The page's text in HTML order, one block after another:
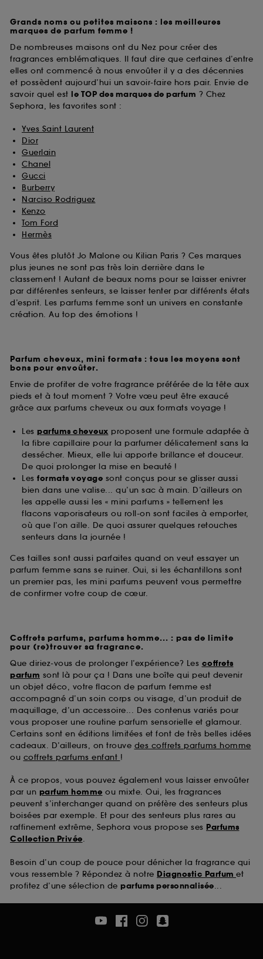
Grands noms ou petites maisons : les meilleures
marques de parfum femme !
De nombreuses maisons ont du Nez pour créer des
fragrances emblématiques. Il faut dire que certaines d’entre
elles ont commencé à nous envoûter il y a des décennies
et possèdent aujourd’hui un savoir-faire hors pair. Envie de
savoir quel est le TOP des marques de parfum ? Chez
Sephora, les favorites sont :
Yves Saint Laurent
Dior
Guerlain
Chanel
Gucci
Burberry
Narciso Rodriguez
Kenzo
Tom Ford
Hermès
Vous êtes plutôt Jo Malone ou Kilian Paris ? Ces marques
plus jeunes ne sont pas très loin derrière dans le
classement ! Autant de beaux noms pour se laisser enivrer
par différentes senteurs, se laisser tenter par différents états
d’esprit. Les parfums femme sont un univers en constante
création. Au top des émotions !
Parfum cheveux, mini formats : tous les moyens sont
bons pour envoûter.
Envie de profiter de votre fragrance préférée de la tête aux
pieds et à tout moment ? Votre vœu peut être exaucé
grâce aux parfums cheveux ou aux formats voyage !
Les parfums cheveux proposent une formule adaptée à
la fibre capillaire pour la parfumer délicatement sans la
dessécher. Mieux, elle lui apporte brillance et douceur.
De quoi prolonger la mise en beauté !
Les formats voyage sont conçus pour se glisser aussi
bien dans une valise... qu’un sac à main. D’ailleurs on
les appelle aussi les « mini parfums » tellement les
flacons vaporisateurs ou roll-on sont faciles à emporter,
où que l’on aille. De quoi assurer quelques retouches
senteurs dans la journée !
Ces tailles sont aussi parfaites quand on veut essayer un
parfum femme sans se ruiner. Oui, si les échantillons sont
un premier pas, les mini parfums peuvent vous permettre
de confirmer votre coup de cœur.
Coffrets parfums, parfums homme... : pas de limite
pour (re)trouver sa fragrance.
Que diriez-vous de prolonger l’expérience? Les coffrets
parfum sont là pour ça ! Dans une boîte qui peut devenir
un objet déco, votre flacon de parfum femme est
accompagné d’un soin corps ou visage, d’un produit de
maquillage, d’un accessoire... Des contenus variés pour
vous proposer une routine parfum sensorielle et glamour.
Certains sont en éditions limitées et font de très belles idées
cadeaux. D’ailleurs, on trouve des coffrets parfums homme
ou coffrets parfums enfant !
À ce propos, vous pouvez également vous laisser envoûter
par un parfum homme ou mixte. Oui, les fragrances
peuvent s’interchanger quand on préfère des senteurs plus
boisées par exemple. Et pour des senteurs plus rares au
raffinement extrême, Sephora vous propose ses Parfums
Collection Privée.
Besoin d’un coup de pouce pour dénicher la fragrance qui
vous ressemble ? Répondez à notre Diagnostic Parfum et
profitez d’une sélection de parfums personnalisée...